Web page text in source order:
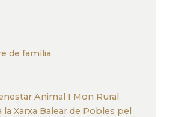
de família
Animal I Mon Rural
la Xarxa Balear de Pobles pel